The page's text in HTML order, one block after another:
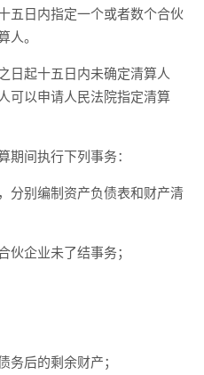
五日内指定一个或者数个合伙
。
起十五日内未确定清算人
可以申请人民法院指定清算
间执行下列事务：
别编制资产负债表和财产清
企业未了结事务；
后的剩余财产；